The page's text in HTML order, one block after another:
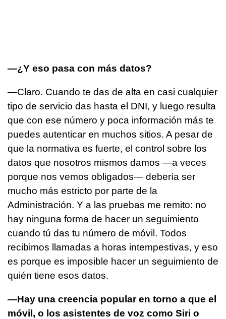
—¿Y eso pasa con más datos?
—Claro. Cuando te das de alta en casi cualquier
tipo de servicio das hasta el DNI, y luego resulta
que con ese número y poca información más te
puedes autenticar en muchos sitios. A pesar de
que la normativa es fuerte, el control sobre los
datos que nosotros mismos damos —a veces
porque nos vemos obligados— debería ser
mucho más estricto por parte de la
Administración. Y a las pruebas me remito: no
hay ninguna forma de hacer un seguimiento
cuando tú das tu número de móvil. Todos
recibimos llamadas a horas intempestivas, y eso
es porque es imposible hacer un seguimiento de
quién tiene esos datos.
—Hay una creencia popular en torno a que el
móvil, o los asistentes de voz como Siri o